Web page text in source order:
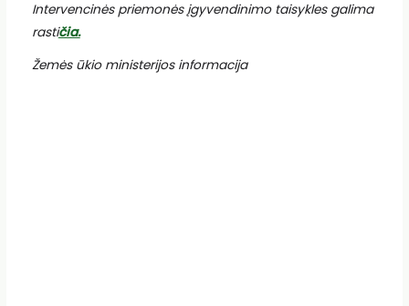
Intervencinės priemonės įgyvendinimo taisykles galima
rastičia.
Žemės ūkio ministerijos informacija